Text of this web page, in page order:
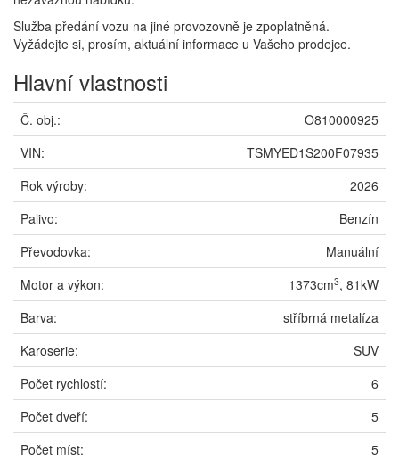
Služba předání vozu na jiné provozovně je zpoplatněná.
Vyžádejte si, prosím, aktuální informace u Vašeho prodejce.
Hlavní vlastnosti
Č. obj.:
O810000925
VIN:
TSMYED1S200F07935
Rok výroby:
2026
Palivo:
Benzín
Převodovka:
Manuální
Motor a výkon:
1373cm3, 81kW
Barva:
stříbrná metalíza
Karoserie:
SUV
Počet rychlostí:
6
Počet dveří:
5
Počet míst:
5